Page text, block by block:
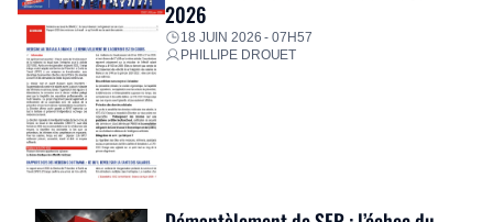
2026
18 JUIN 2026 - 07H57
PHILLIPE DROUET